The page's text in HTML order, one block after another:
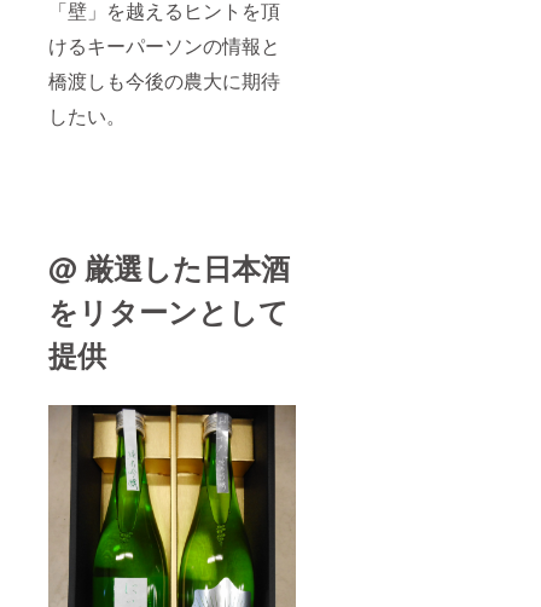
「壁」を越えるヒントを頂
けるキーパーソンの情報と
橋渡しも今後の農大に期待
したい。
@ 厳選した日本酒
をリターンとして
提供